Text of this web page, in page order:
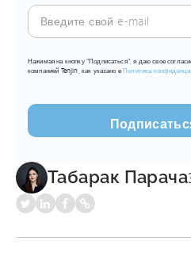
Введите
свой
mail
Нажимая на кнопку "Подписаться", я даю свое
компанией Tenjin, как указано вПолитика
Табарак Парача